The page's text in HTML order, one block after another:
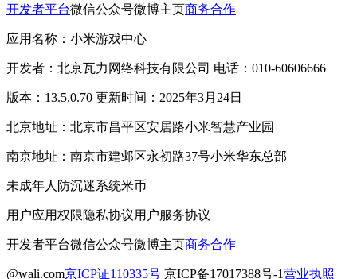
开发者平台微信公众号微博主页商务合作
应用名称：小米游戏中心
开发者：北京瓦力网络科技有限公司 电话：010-60606666
版本：13.5.0.70 更新时间：2025年3月24日
北京地址：北京市昌平区安居路小米智慧产业园
南京地址：南京市建邺区永初路37号小米华东总部
未成年人防沉迷系统米币
用户应用权限隐私协议用户服务协议
开发者平台微信公众号微博主页商务合作
@wali.com京ICP证110335号 京ICP备17017388号-1营业执照